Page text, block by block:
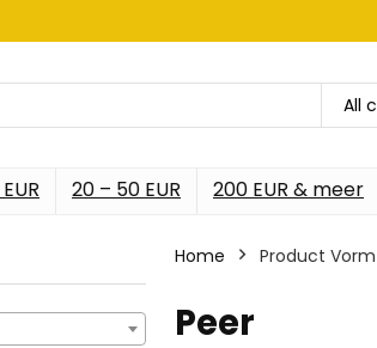
All
20 – 50 EUR 200 EUR & meer
Home Product Vorm
‎Peer